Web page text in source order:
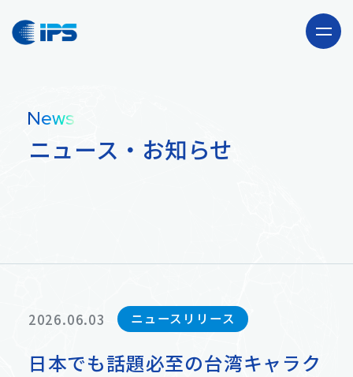
会社情報
Our Business
輸出卸売事業
News
ニュース・お知らせ
News
ニュース・お知らせ
2026.06.03 ニュースリリース
日本でも話題必至の台湾キャラク